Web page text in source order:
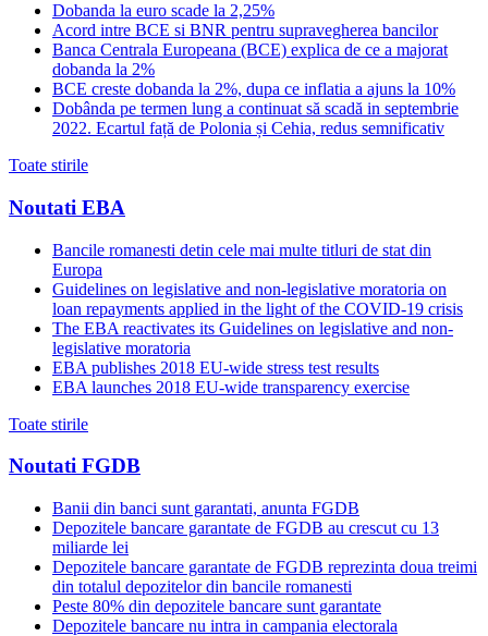
Dobanda la euro scade la 2,25%
Acord intre BCE si BNR pentru supravegherea bancilor
Banca Centrala Europeana (BCE) explica de ce a majorat
dobanda la 2%
BCE creste dobanda la 2%, dupa ce inflatia a ajuns la 10%
Dobânda pe termen lung a continuat să scadă in septembrie
2022. Ecartul față de Polonia și Cehia, redus semnificativ
Toate stirile
Noutati EBA
Bancile romanesti detin cele mai multe titluri de stat din
Europa
Guidelines on legislative and non-legislative moratoria on
loan repayments applied in the light of the COVID-19 crisis
The EBA reactivates its Guidelines on legislative and non-
legislative moratoria
EBA publishes 2018 EU-wide stress test results
EBA launches 2018 EU-wide transparency exercise
Toate stirile
Noutati FGDB
Banii din banci sunt garantati, anunta FGDB
Depozitele bancare garantate de FGDB au crescut cu 13
miliarde lei
Depozitele bancare garantate de FGDB reprezinta doua treimi
din totalul depozitelor din bancile romanesti
Peste 80% din depozitele bancare sunt garantate
Depozitele bancare nu intra in campania electorala